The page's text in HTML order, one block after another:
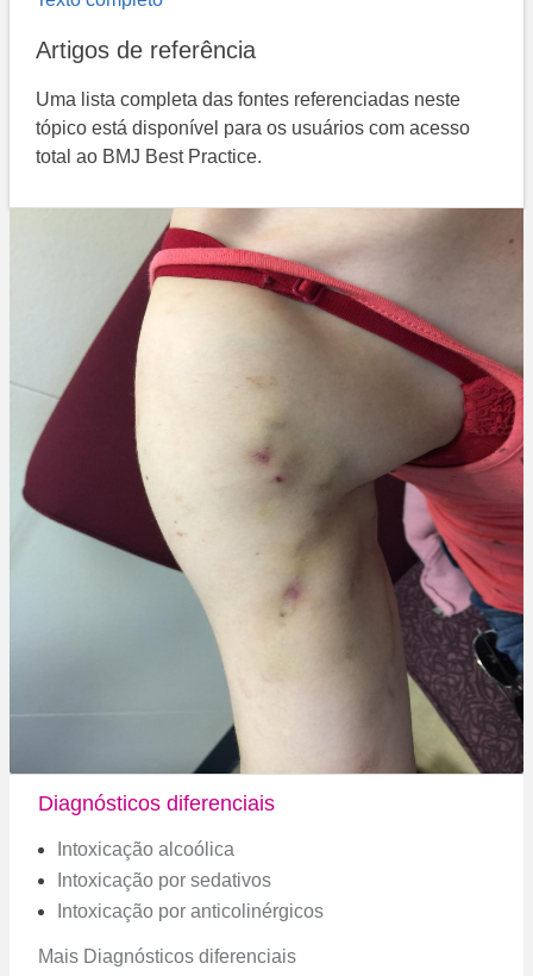
Artigos de referência
Uma lista completa das fontes referenciadas neste
tópico está disponível para os usuários com acesso
total ao BMJ Best Practice.
Diagnósticos diferenciais
Intoxicação alcoólica
Intoxicação por sedativos
Intoxicação por anticolinérgicos
Mais Diagnósticos diferenciais